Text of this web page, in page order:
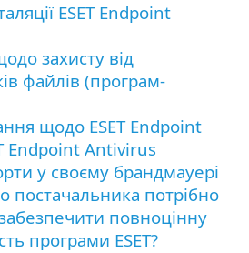
ESET Endpoint
захисту від
файлів (програм-
щодо ESET Endpoint
Endpoint Antivirus
у своєму брандмауері
постачальника потрібно
повноцінну
програми ESET?